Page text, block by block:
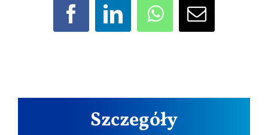
LinkedIn WhatsAppEmail
Szczegóły